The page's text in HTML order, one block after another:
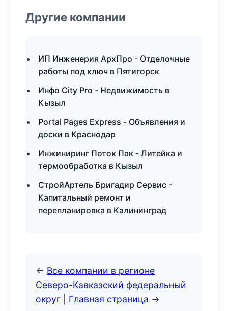
Другие компании
ИП Инженерия АрхПро - Отделочные
работы под ключ в Пятигорск
Инфо City Pro - Недвижимость в
Кызыл
Portal Pages Express - Объявления и
доски в Краснодар
Инжиниринг Поток Пак - Литейка и
термообработка в Кызыл
СтройАртель Бригадир Сервис -
Капитальный ремонт и
перепланировка в Калининград
← Все компании в регионе
Северо-Кавказский федеральный
округ
Главная страница →